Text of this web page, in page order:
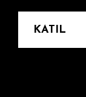
KATIL